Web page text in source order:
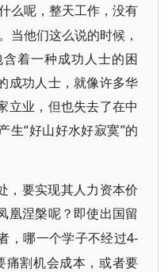
么呢，整天工作，没有
当他们这么说的时候，
着一种成功人士的困
成功人士，就像许多华
立业，但也失去了在中
生“好山好水好寂寞”的
，要实现其人力资本价
凰涅槃呢？即使出国留
哪一个学子不经过4-
痛割机会成本，或者要